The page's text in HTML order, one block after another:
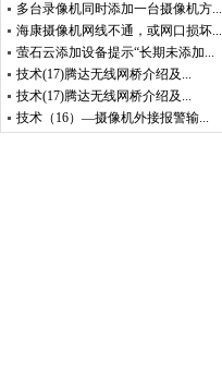
多台录像机同时添加一台摄像机方...
海康摄像机网线不通，或网口损坏...
萤石云添加设备提示“长期未添加...
技术(17)腾达无线网桥介绍及...
技术(17)腾达无线网桥介绍及...
技术（16）—摄像机外接报警输...